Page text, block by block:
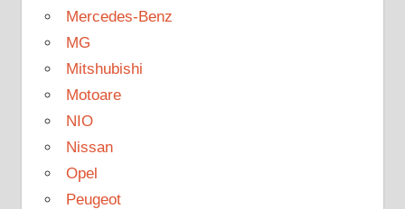
Mercedes-Benz
MG
Mitshubishi
Motoare
NIO
Nissan
Opel
Peugeot